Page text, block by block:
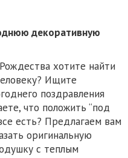
декоративную
хотите найти
Ищите
поздравления
что положить “под
есть? Предлагаем вам
оригинальную
с теплым